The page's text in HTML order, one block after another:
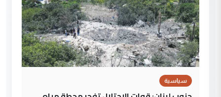
سياسية